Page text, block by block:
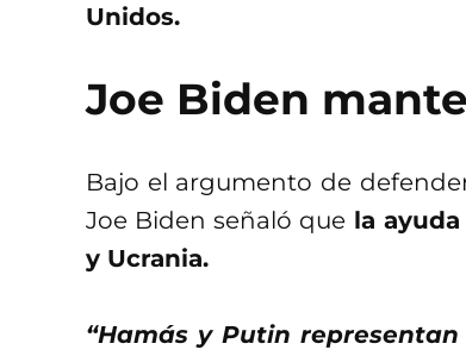
Unidos.
Joe Biden
Bajo el argumento de
Joe Biden señaló que la
y Ucrania.
“Hamás y Putin